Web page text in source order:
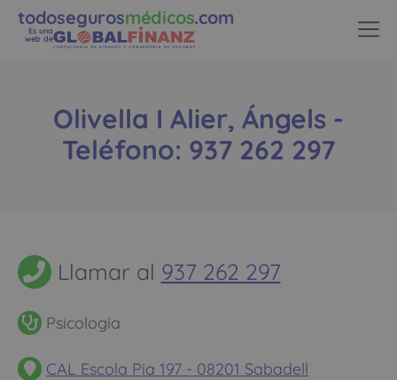
todosegurosmédicos.com
Es una
web de
Olivella I Alier, Ángels -
Teléfono: 937 262 297
Llamar al 937 262 297
Psicología
CAL Escola Pia 197 - 08201 Sabadell